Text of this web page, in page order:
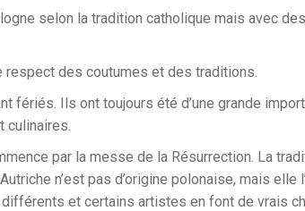
selon la tradition catholique mais avec
respect des coutumes et des traditions.
fériés. Ils ont toujours été d’une grande
culinaires.
par la messe de la Résurrection. La
n’est pas d’origine polonaise, mais elle
et certains artistes en font de vrais